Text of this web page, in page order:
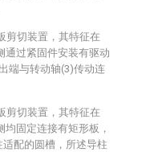
剪切装置，其特征在
通过紧固件安装有驱动
端与转动轴(3)传动连
剪切装置，其特征在
固定连接有矩形板，
配的圆槽，所述导柱